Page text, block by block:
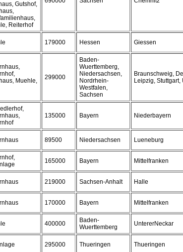
Gutshof,
Reiterhof
179000 Hessen Giessen
Muehle,
299000
Baden-
Wuerttemberg,
Niedersachsen,
Nordrhein-
Westfalen,
Sachsen
Braunschweig,
Leipzig,
135000 Bayern Niederbayern
89500 Niedersachsen Lueneburg
165000 Bayern Mittelfranken
219000 Sachsen-Anhalt Halle
170000 Bayern Mittelfranken
400000
Baden-
Wuerttemberg
UntererNeckar
295000 Thueringen Thueringen